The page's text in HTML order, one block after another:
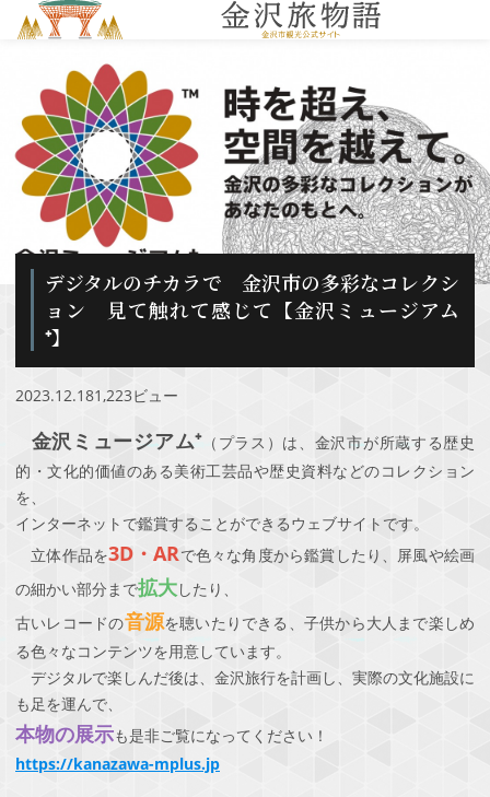
デジタルのチカラで 金沢市の多彩なコレクシ
ョン 見て触れて感じて【金沢ミュージアム
⁺】
⾦沢ミュージアム⁺（プラス）は、金沢市が所蔵する歴史
的・文化的価値のある美術工芸品や歴史資料などのコレクション
を、
インターネットで鑑賞することができるウェブサイトです。
立体作品を3D・ARで色々な角度から鑑賞したり、屏風や絵画
の細かい部分まで拡大したり、
古いレコードの音源を聴いたりできる、子供から大人まで楽しめ
る色々なコンテンツを用意しています。
デジタルで楽しんだ後は、金沢旅行を計画し、実際の文化施設に
も足を運んで、
本物の展示も是非ご覧になってください！
https://kanazawa-mplus.jp
2023.12.181,223ビュー